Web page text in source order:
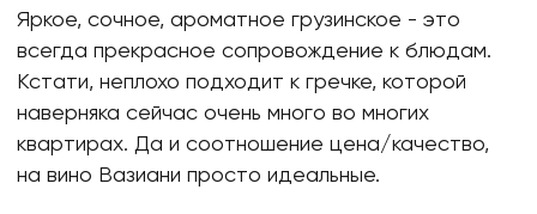
Яркое, сочное, ароматное грузинское - это
всегда прекрасное сопровождение к блюдам.
Кстати, неплохо подходит к гречке, которой
наверняка сейчас очень много во многих
квартирах. Да и соотношение цена/качество,
на вино Вазиани просто идеальные.